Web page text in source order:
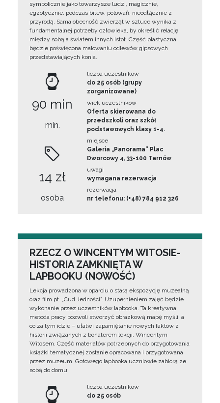
symbolicznie jako towarzysze ludzi, magicznie,
egzotycznie, podczas bitew, polowań, nieodłącznie z
przyrodą. Sama obecność zwierząt w sztuce wynika z
fundamentalnej potrzeby człowieka, by określić relację
między sobą a światem innych istot. Część plastyczna
będzie poświęcona malowaniu odlewów gipsowych
przedstawiających konia.
90 min
min.
14 zł
osoba
liczba uczestników
do 25 osób (grupy
zorganizowane)
wiek uczestników
Oferta skierowana do
przedszkoli oraz szkół
podstawowych klasy 1-4.
miejsce
Galeria „Panorama” Plac
Dworcowy 4, 33-100 Tarnów
uwagi
wymagana rezerwacja
rezerwacja
nr telefonu: (+48) 784 912 326
RZECZ O WINCENTYM WITOSIE-
HISTORIA ZAMKNIĘTA W
LAPBOOKU (NOWOŚĆ)
Lekcja prowadzona w oparciu o stałą ekspozycję muzealną
oraz film pt. „Cud Jedności”. Uzupełnieniem zajęć będzie
wykonanie przez uczestników lapbooka. Ta kreatywna
metoda pracy pozwoli stworzyć obrazkową mapę myśli, a
co za tym idzie – ułatwi zapamiętanie nowych faktów z
historii związanych z bohaterem lekcji, Wincentym
Witosem. Część materiałów potrzebnych do przygotowania
książki tematycznej zostanie opracowana i przygotowana
przez muzeum. Gotowego lapbooka uczniowie zabiorą ze
sobą do domu.
liczba uczestników
do 25 osób